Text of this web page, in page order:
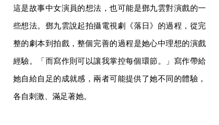
這是故事中女演員的想法，也可能是鄧九雲對演戲的一
些想法。鄧九雲說起拍攝電視劇《落日》的過程，從完
整的劇本到拍戲，整個完善的過程是她心中理想的演戲
經驗。「而寫作則可以讓我掌控每個環節。」寫作帶給
她自給自足的成就感，兩者可能提供了她不同的體驗，
各自刺激、滿足著她。